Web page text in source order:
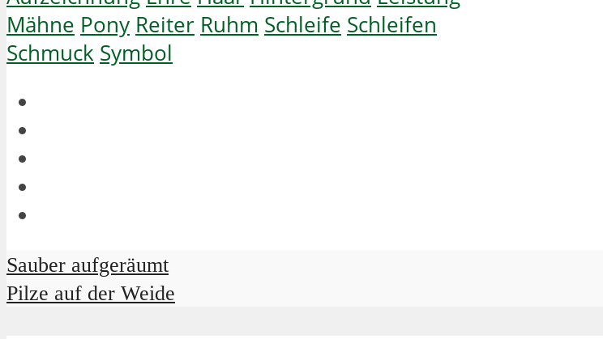
Mähne Pony Reiter Ruhm Schleife Schleifen
Schmuck Symbol
Sauber aufgeräumt
Pilze auf der Weide